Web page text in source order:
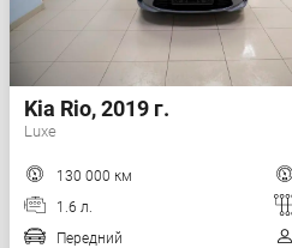
Kia Rio, 2019 г.
Luxe
130 000 км
1.6 л.
Передний